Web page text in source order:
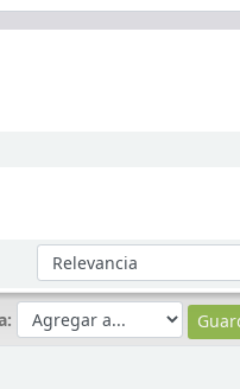
Ordenar por: